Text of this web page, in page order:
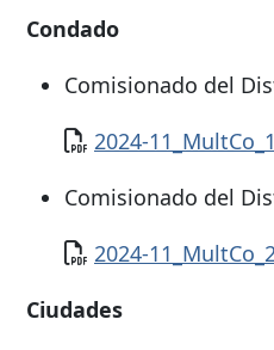
Condado
Comisionado del
Documento
2024-
Comisionado del
Documento
2024-
Ciudades